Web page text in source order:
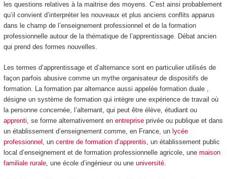
les questions relatives à la maitrise des moyens. C’est ainsi probablement
qu’il convient d’interpréter les nouveaux et plus anciens conflits apparus
dans le champ de l’enseignement professionnel et de la formation
professionnelle autour de la thématique de l’apprentissage. Débat ancien
qui prend des formes nouvelles.
Les termes d’apprentissage et d’alternancesont en particulier utilisés de
façon parfois abusive comme un mythe organisateur de dispositifs de
formation. La formation par alternance aussi appelée formation duale ,
désigne un système de formation qui intègre une expérience de travail où
la personne concernée, l’alternant, qui peut être élève, étudiant ou
apprenti , se forme alternativement en entrepriseprivée ou publique et dans
un établissement d’enseignement comme, en France, un lycée
professionnel , un centre de formation d’apprentis , un établissement public
local d’enseignement et de formation professionnelle agricole, une maison
familiale rurale, une école d’ingénieur ou une université.